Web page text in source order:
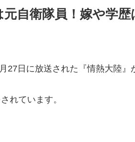
自衛隊員！嫁や学歴
27日に放送された『情熱大陸』
れています。